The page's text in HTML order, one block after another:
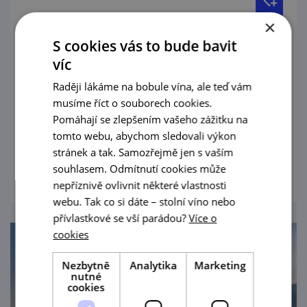
Každou středu v červenci a srpnu otevřeme
dveře všem milovníkům vína, kteří si chtějí
užít pohodovou degustaci bez plánování a
rezervací.
prohlédnout
×
S cookies vás to bude bavit
víc
Raději lákáme na bobule vína, ale teď vám
musíme říct o souborech cookies.
Pomáhají se zlepšením vašeho zážitku na
tomto webu, abychom sledovali výkon
stránek a tak. Samozřejmě jen s vaším
souhlasem. Odmítnutí cookies může
nepříznivě ovlivnit některé vlastnosti
webu. Tak co si dáte – stolní víno nebo
přívlastkové se vší parádou?Více o
cookies
Nezbytně
nutné
cookies
Analytika Marketing